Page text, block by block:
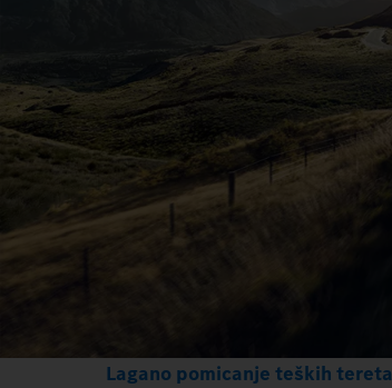
Lagano pomicanje teških tereta